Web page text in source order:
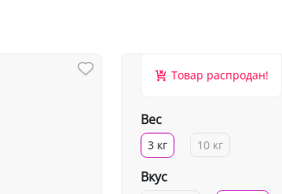
Товар распродан!
Вес
3 кг 10 кг
Вкус